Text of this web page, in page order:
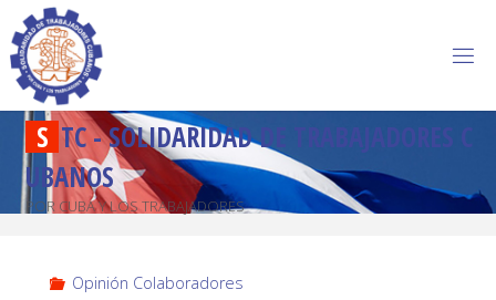
S TC-SOLIDARIDADD R A BAJADORES C
U BANOS
POR CUBA Y LOS TRABAJADORES
Opinión Colaboradores